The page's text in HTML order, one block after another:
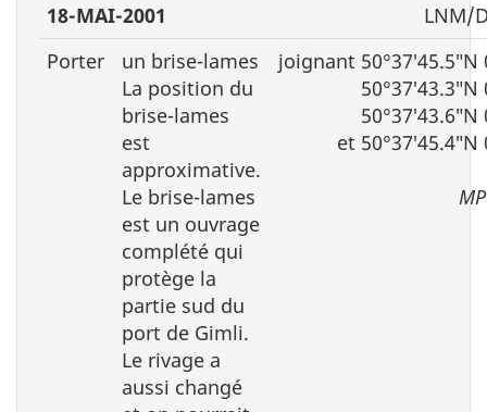
18-MAI-2001
LNM/
Porter
un brise-lames
La position du
brise-lames
est
approximative.
Le brise-lames
est un ouvrage
complété qui
protège la
partie sud du
port de Gimli.
Le rivage a
aussi changé
joignant 50°37′45.5″N
50°37′43.3″N
50°37′43.6″N
et 50°37′45.4″N